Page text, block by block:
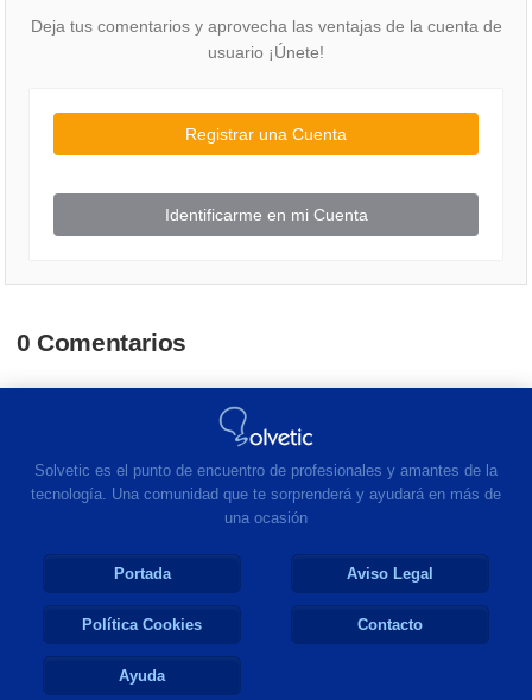
Deja tus comentarios y aprovecha las ventajas de la cuenta de
usuario ¡Únete!
Registrar una Cuenta
Identificarme en mi Cuenta
0 Comentarios
Solvetic es el punto de encuentro de profesionales y amantes de la
tecnología. Una comunidad que te sorprenderá y ayudará en más de
una ocasión
Portada Aviso Legal
Política Cookies Contacto
Ayuda